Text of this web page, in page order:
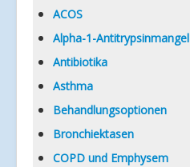
Aktuelles
Veranstaltungen
Informationen
ACOS
Alpha-1-Antitrypsinmangel
Antibiotika
Asthma
Behandlungsoptionen
Bronchiektasen
COPD und Emphysem